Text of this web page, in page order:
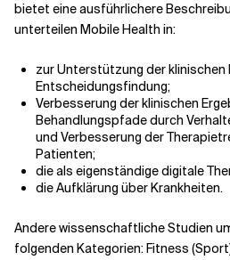
bietet eine ausführlichere
unterteilen Mobile Health in:
zur Unterstützung der klinischen
Entscheidungsfindung;
Verbesserung der klinischen
Behandlungspfade durch
und Verbesserung der
Patienten;
die als eigenständige digitale
die Aufklärung über Krankheiten.
Andere wissenschaftliche Studien
folgenden Kategorien: Fitness